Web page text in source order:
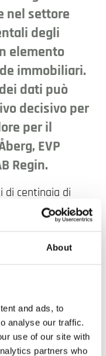
About
and ads, to
analyse our traffic.
use of our site with
partners who
nel settore
degli
elemento
immobiliari.
dati può
decisivo per
per il
EVP
Regin.
di centinaia di
e dell'ambiente
i
è diventata una
immobiliari
di gestione
accedere e